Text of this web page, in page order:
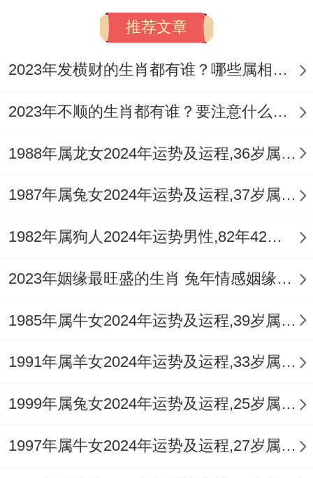
人际运：贵人小人在转角处相遇 客户饭局上
认识的新朋友说不定会带来关键条件 -交换
理论基础是什么？
但也要小心某些过分热情的中间人不相同是
好处费说不定远超预期.
老同事组的局尽量参加；酒过三巡时透露的
建议先观察他最近半年的投资动向！遇到实
我有个朋友正好在做相关领域、要不你们先
聊聊?!
推荐文章
2023年发横财的生肖都有谁？哪些属相财运旺盛？
2023年不顺的生肖都有谁？要注意什么呢？
1988年属龙女2024年运势及运程,36岁属龙人2024全年每月运势女性如何
1987年属兔女2024年运势及运程,37岁属兔人2024全年每月运势女性如何
1982年属狗人2024年运势男性,82年42岁属狗男2024年每月运程怎么样
2023年姻缘最旺盛的生肖 兔年情感姻缘运比较旺的属相
1985年属牛女2024年运势及运程,39岁属牛人2024全年每月运势女性如何
1991年属羊女2024年运势及运程,33岁属羊人2024全年每月运势女性如何
1999年属兔女2024年运势及运程,25岁属兔人2024全年每月运势女性如何
1997年属牛女2024年运势及运程,27岁属牛人2024全年每月运势女性如何